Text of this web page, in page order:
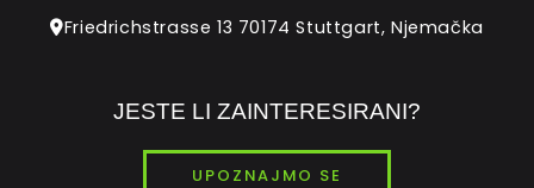
Friedrichstrasse 13 70174 Stuttgart, Njemačka
JESTE LI ZAINTERESIRANI?
UPOZNAJMO SE